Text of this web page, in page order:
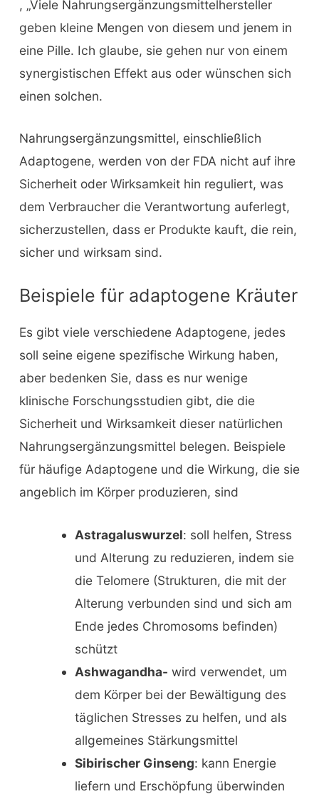
, „Viele Nahrungsergänzungsmittelhersteller
geben kleine Mengen von diesem und jenem in
eine Pille. Ich glaube, sie gehen nur von einem
synergistischen Effekt aus oder wünschen sich
einen solchen.
Nahrungsergänzungsmittel, einschließlich
Adaptogene, werden von der FDA nicht auf ihre
Sicherheit oder Wirksamkeit hin reguliert, was
dem Verbraucher die Verantwortung auferlegt,
sicherzustellen, dass er Produkte kauft, die rein,
sicher und wirksam sind.
Beispiele für adaptogene Kräuter
Es gibt viele verschiedene Adaptogene, jedes
soll seine eigene spezifische Wirkung haben,
aber bedenken Sie, dass es nur wenige
klinische Forschungsstudien gibt, die die
Sicherheit und Wirksamkeit dieser natürlichen
Nahrungsergänzungsmittel belegen. Beispiele
für häufige Adaptogene und die Wirkung, die sie
angeblich im Körper produzieren, sind
Astragaluswurzel: soll helfen, Stress
und Alterung zu reduzieren, indem sie
die Telomere (Strukturen, die mit der
Alterung verbunden sind und sich am
Ende jedes Chromosoms befinden)
schützt
Ashwagandha- wird verwendet, um
dem Körper bei der Bewältigung des
täglichen Stresses zu helfen, und als
allgemeines Stärkungsmittel
Sibirischer Ginseng: kann Energie
liefern und Erschöpfung überwinden